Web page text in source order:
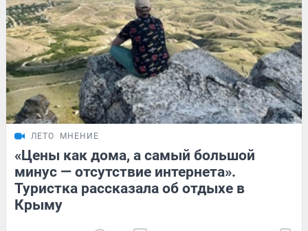
ЛЕТО МНЕНИЕ
«Цены как дома, а самый большой
минус — отсутствие интернета».
Туристка рассказала об отдыхе в
Крыму